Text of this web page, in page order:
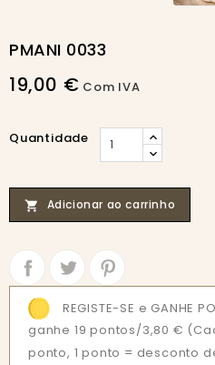
PMANI 0033
19,00 € Com IVA
Quantidade
 Adicionar ao carrinho
REGISTE-SE e GANHE
ganhe 19 pontos/3,80 €
ponto, 1 ponto = desconto